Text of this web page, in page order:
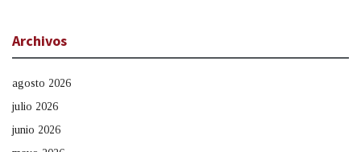
Archivos
agosto 2026
julio 2026
junio 2026